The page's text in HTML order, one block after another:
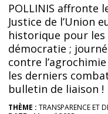
POLLINIS affronte
Justice de l’Union
historique pour
démocratie ;
contre
les derniers
bulletin de liaison !
THÈME : TRANSPARENCE ET